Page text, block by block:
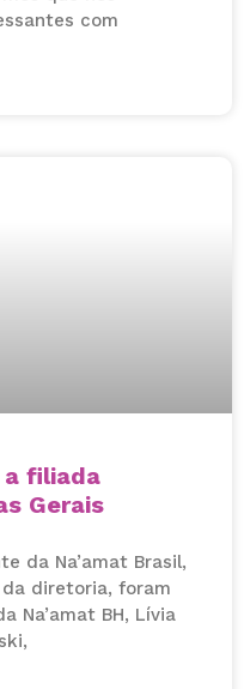
com
a filiada
Gerais
da Na’amat Brasil,
diretoria, foram
Na’amat BH, Lívia